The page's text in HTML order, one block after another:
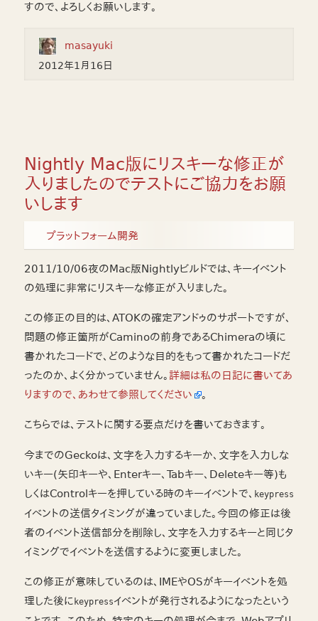
すので、よろしくお願いします。
masayuki
2012年1月16日
Nightly Mac版にリスキーな修正が
入りましたのでテストにご協力をお願
いします
プラットフォーム開発
2011/10/06夜のMac版Nightlyビルドでは、キーイベント
の処理に非常にリスキーな修正が入りました。
この修正の目的は、ATOKの確定アンドゥのサポートですが、
問題の修正箇所がCaminoの前身であるChimeraの頃に
書かれたコードで、どのような目的をもって書かれたコードだ
ったのか、よく分かっていません。詳細は私の日記に書いてあ
りますので、あわせて参照してください
。
こちらでは、テストに関する要点だけを書いておきます。
今までのGeckoは、文字を入力するキーか、文字を入力しな
いキー(矢印キーや、Enterキー、Tabキー、Deleteキー等)も
しくはControlキーを押している時のキーイベントで、 keypress
イベントの送信タイミングが違っていました。今回の修正は後
者のイベント送信部分を削除し、文字を入力するキーと同じタ
イミングでイベントを送信するように変更しました。
この修正が意味しているのは、IMEやOSがキーイベントを処
理した後に keypressイベントが発行されるようになったという